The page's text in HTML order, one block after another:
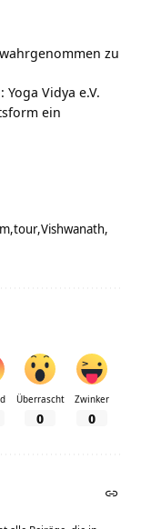
zu
Vidya e.V.
ein
tour Vishwanath
Überrascht
0
Zwinker
0